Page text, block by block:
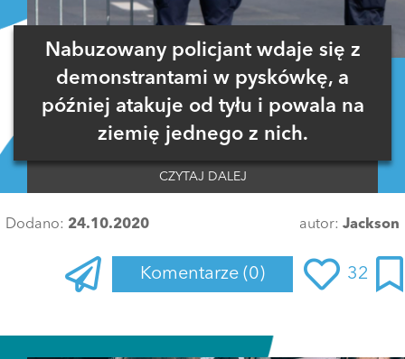
Nabuzowany policjant wdaje się z
demonstrantami w pyskówkę, a
później atakuje od tyłu i powala na
ziemię jednego z nich.
CZYTAJ DALEJ
Dodano: 24.10.2020 autor: Jackson
Komentarze (0) 32